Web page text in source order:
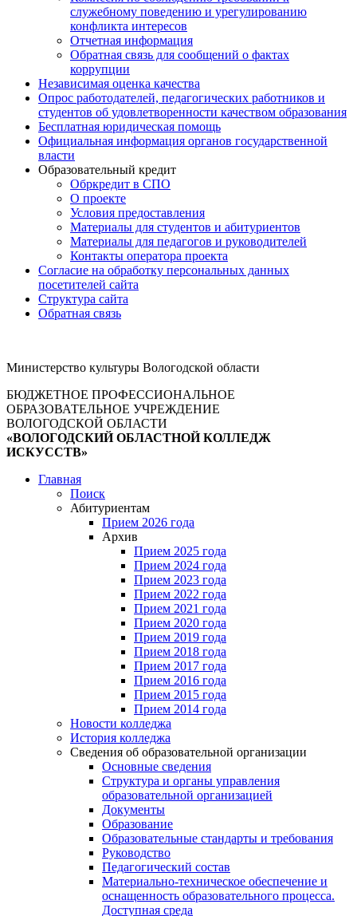
служебному поведению и урегулированию
конфликта интересов
Отчетная информация
Обратная связь для сообщений о фактах
коррупции
Независимая оценка качества
Опрос работодателей, педагогических работников и
студентов об удовлетворенности качеством образования
Бесплатная юридическая помощь
Официальная информация органов государственной
власти
Образовательный кредит
Обркредит в СПО
О проекте
Условия предоставления
Материалы для студентов и абитуриентов
Материалы для педагогов и руководителей
Контакты оператора проекта
Согласие на обработку персональных данных
посетителей сайта
Структура сайта
Обратная связь
Министерство культуры Вологодской области
БЮДЖЕТНОЕ ПРОФЕССИОНАЛЬНОЕ
ОБРАЗОВАТЕЛЬНОЕ УЧРЕЖДЕНИЕ
ВОЛОГОДСКОЙ ОБЛАСТИ
«ВОЛОГОДСКИЙ ОБЛАСТНОЙ КОЛЛЕДЖ
ИСКУССТВ»
Главная
Поиск
Абитуриентам
Прием 2026 года
Архив
Прием 2025 года
Прием 2024 года
Прием 2023 года
Прием 2022 года
Прием 2021 года
Прием 2020 года
Прием 2019 года
Прием 2018 года
Прием 2017 года
Прием 2016 года
Прием 2015 года
Прием 2014 года
Новости колледжа
История колледжа
Сведения об образовательной организации
Основные сведения
Структура и органы управления
образовательной организацией
Документы
Образование
Образовательные стандарты и требования
Руководство
Педагогический состав
Материально-техническое обеспечение и
оснащенность образовательного процесса.
Доступная среда